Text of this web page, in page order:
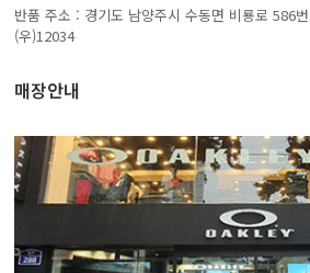
반품 주소 : 경기도 남양주시 수동면 비룡로 586
(우)12034
매장안내